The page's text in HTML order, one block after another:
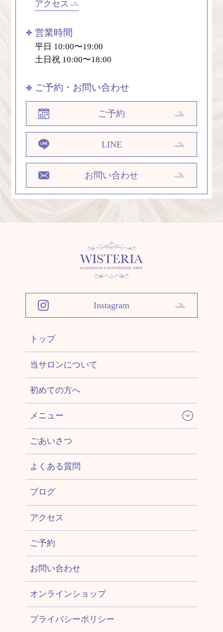
アクセス
営業時間
平日 10:00〜19:00
土日祝 10:00〜18:00
ご予約・お問い合わせ
ご予約
LINE
お問い合わせ
Instagram
トップ
当サロンについて
初めての方へ
メニュー
ごあいさつ
よくある質問
ブログ
アクセス
ご予約
お問い合わせ
オンラインショップ
プライバシーポリシー